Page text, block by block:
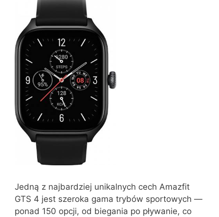
Jedną z najbardziej unikalnych cech Amazfit
GTS 4 jest szeroka gama trybów sportowych —
ponad 150 opcji, od biegania po pływanie, co